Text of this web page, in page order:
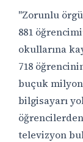
"Zorunlu
881
okullarına
718
buçuk
bilgisayarı
televizyon